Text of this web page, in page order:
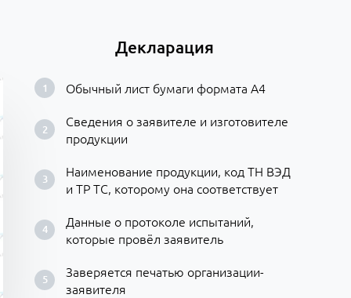
Декларация
Обычный лист бумаги формата А4
Сведения о заявителе и изготовителе
продукции
Наименование продукции, код ТН ВЭД
и ТР ТС, которому она соответствует
Данные о протоколе испытаний,
которые провёл заявитель
Заверяется печатью организации-
заявителя